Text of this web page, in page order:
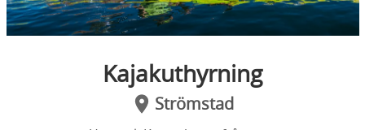
Kajakuthyrning
Strömstad